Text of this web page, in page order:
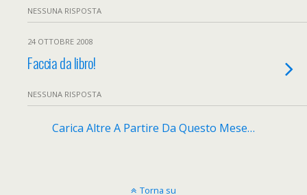
NESSUNA RISPOSTA
24 OTTOBRE 2008
Faccia da libro!
NESSUNA RISPOSTA
Carica Altre A Partire Da Questo Mese…
Torna su